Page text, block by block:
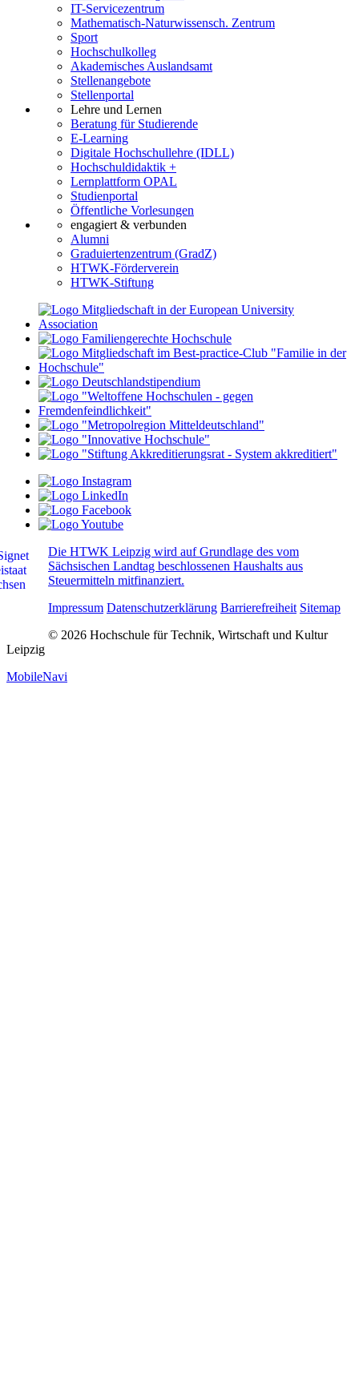
IT-Servicezentrum
Mathematisch-Naturwissensch. Zentrum
Sport
Hochschulkolleg
Akademisches Auslandsamt
Stellenangebote
Stellenportal
Lehre und Lernen
Beratung für Studierende
E-Learning
Digitale Hochschullehre (IDLL)
Hochschuldidaktik +
Lernplattform OPAL
Studienportal
Öffentliche Vorlesungen
engagiert & verbunden
Alumni
Graduiertenzentrum (GradZ)
HTWK-Förderverein
HTWK-Stiftung
Die HTWK Leipzig wird auf Grundlage des vom
Sächsischen Landtag beschlossenen Haushalts aus
Steuermitteln mitfinanziert.
Impressum Datenschutzerklärung Barrierefreiheit Sitemap
© 2026 Hochschule für Technik, Wirtschaft und Kultur
Leipzig
MobileNavi